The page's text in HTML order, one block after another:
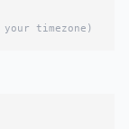
timezone)